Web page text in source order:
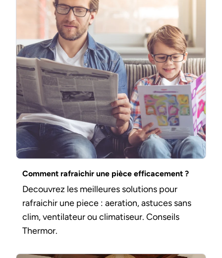
Comment rafraichir une pièce efficacement ?
Decouvrez les meilleures solutions pour
rafraichir une piece : aeration, astuces sans
clim, ventilateur ou climatiseur. Conseils
Thermor.